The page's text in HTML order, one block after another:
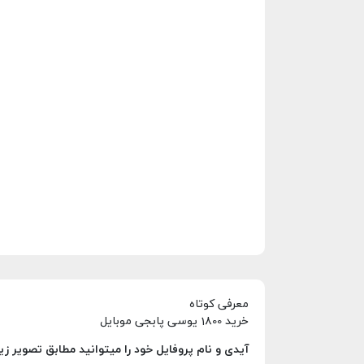
معرفی کوتاه
خرید 1800 یوسی پابجی موبایل
آیدی و نام پروفایل خود را میتوانید مطابق تصویر